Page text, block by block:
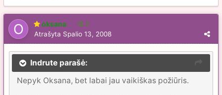
oksana 2
Atrašyta Spalio 13, 2008
Indrute parašė:
Nepyk Oksana, bet labai jau vaikiškas požiūris.